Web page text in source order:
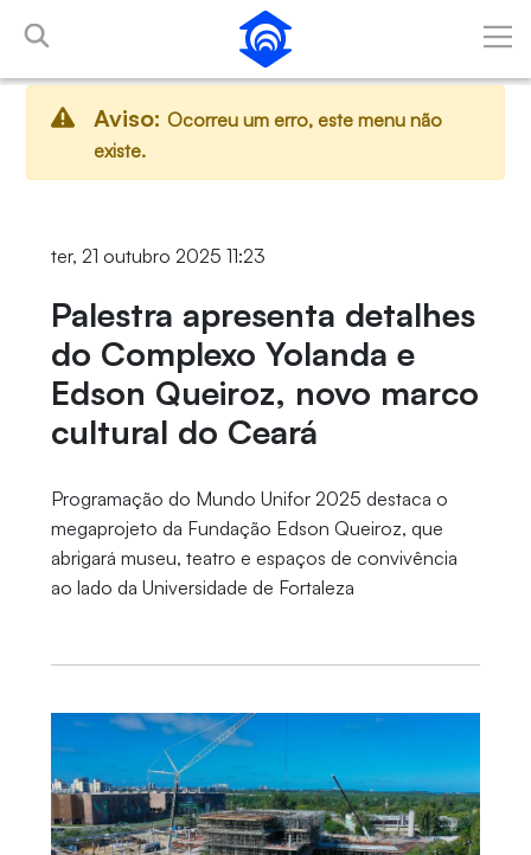
Pular para o Conteúdo principal
Aviso: Ocorreu um erro, este menu não
existe.
ter, 21 outubro 2025 11:23
Palestra apresenta detalhes
do Complexo Yolanda e
Edson Queiroz, novo marco
cultural do Ceará
Programação do Mundo Unifor 2025 destaca o
megaprojeto da Fundação Edson Queiroz, que
abrigará museu, teatro e espaços de convivência
ao lado da Universidade de Fortaleza